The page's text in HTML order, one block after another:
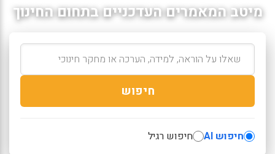
מיטב המאמרים העדכניים בתחום החינוך
חיפוש
חיפוש AI חיפוש רגיל